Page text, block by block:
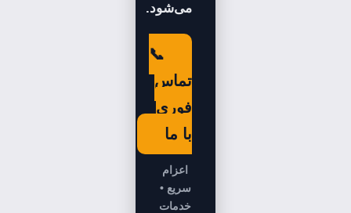
می‌شود.
📞
تماس
فوری
با ما
اعزام
سریع •
خدمات